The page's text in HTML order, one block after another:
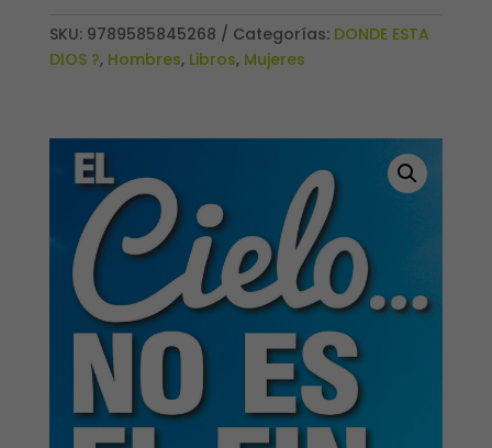
SKU: 9789585845268 Categorías: DONDE ESTA
DIOS ?, Hombres, Libros, Mujeres